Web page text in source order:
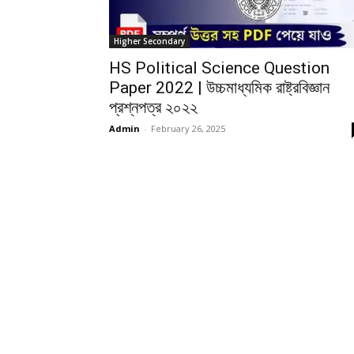
Higher Secondary
HS Political Science Question
Paper 2022 | উচ্চমাধ্যমিক রাষ্ট্রবিজ্ঞান
প্রশ্নপত্র ২০২২
Admin - February 26, 2025